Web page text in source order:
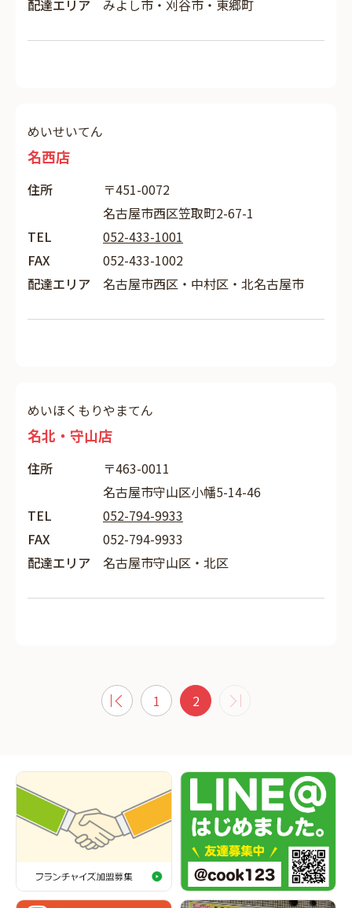
配達エリア
みよし市・刈谷市・東郷町
めいせいてん
名西店
住所
〒451-0072
名古屋市西区笠取町2-67-1
TEL
052-433-1001
FAX
052-433-1002
配達エリア
名古屋市西区・中村区・北名古屋市
めいほくもりやまてん
名北・守山店
住所
〒463-0011
名古屋市守山区小幡5-14-46
TEL
052-794-9933
FAX
052-794-9933
配達エリア
名古屋市守山区・北区
1 2